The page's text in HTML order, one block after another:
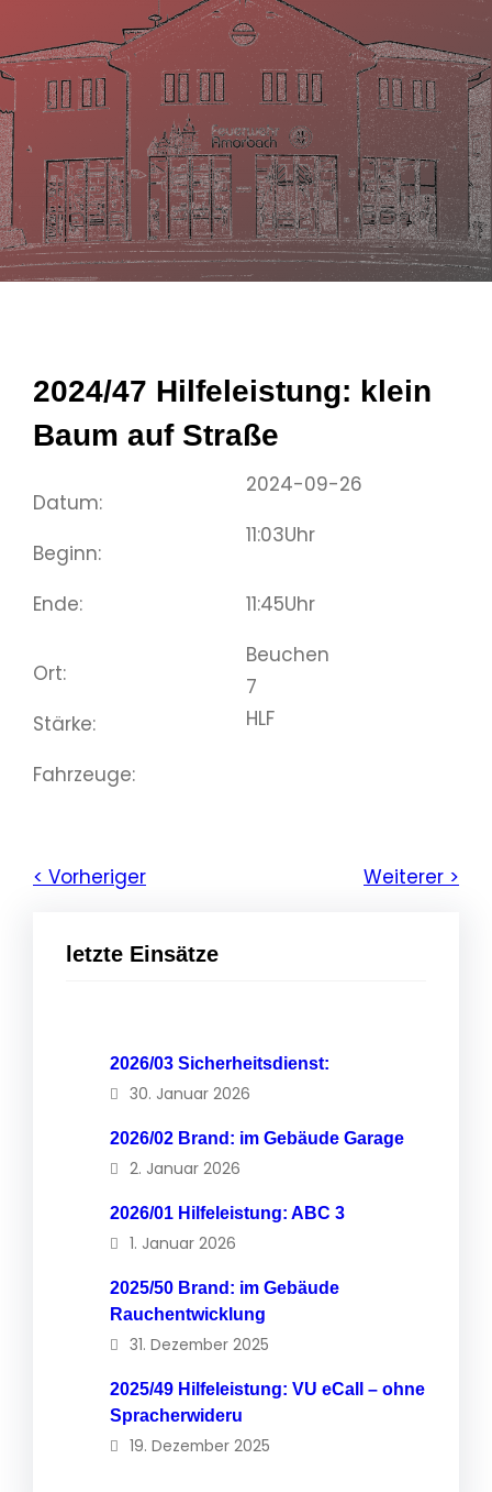
n
letzte Einsätze
2026/03 Sicherheitsdienst:
30. Januar 2026
2026/02 Brand: im Gebäude Garage
2. Januar 2026
2026/01 Hilfeleistung: ABC 3
1. Januar 2026
2025/50 Brand: im Gebäude
Rauchentwicklung
31. Dezember 2025
2025/49 Hilfeleistung: VU eCall – ohne
Spracherwideru
19. Dezember 2025
2024/47 Hilfeleistung: klein
Baum auf Straße
Datum:
Beginn:
Ende:
2024-09-26
11:03Uhr
11:45Uhr
Ort:
Stärke:
Fahrzeuge:
Beuchen
7
HLF
< Vorheriger Weiterer >